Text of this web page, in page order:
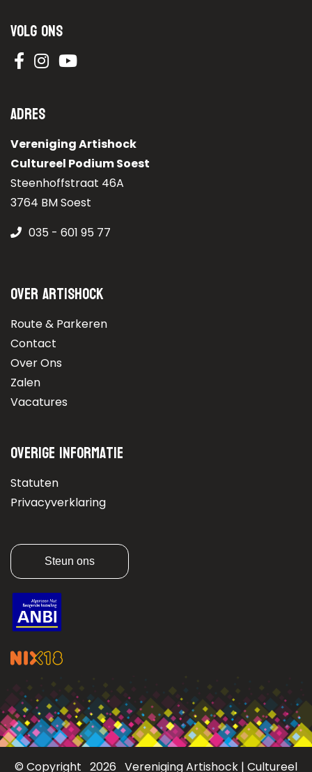
Volg ons
Adres
Vereniging Artishock
Cultureel Podium Soest
Steenhoffstraat 46A
3764 BM Soest
035 - 601 95 77
Over Artishock
Route & Parkeren
Contact
Over Ons
Zalen
Vacatures
Overige informatie
Statuten
Privacyverklaring
Steun ons
© Copyright 2026 Vereniging Artishock | Cultureel